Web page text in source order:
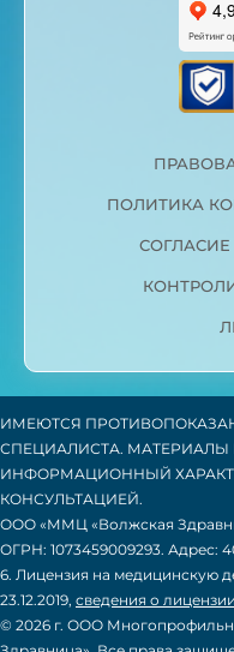
ПОЛИТИКА
ИМЕЮТСЯ
СПЕЦИАЛИСТА. МАТЕРИАЛЫ
ИНФОРМАЦИОННЫЙ
КОНСУЛЬТАЦИЕЙ.
ООО «ММЦ «Волжская
ОГРН: 1073459009293. Адрес:
6. Лицензия на медицинскую
23.12.2019, сведения о лицензии
© 2026 г. ООО